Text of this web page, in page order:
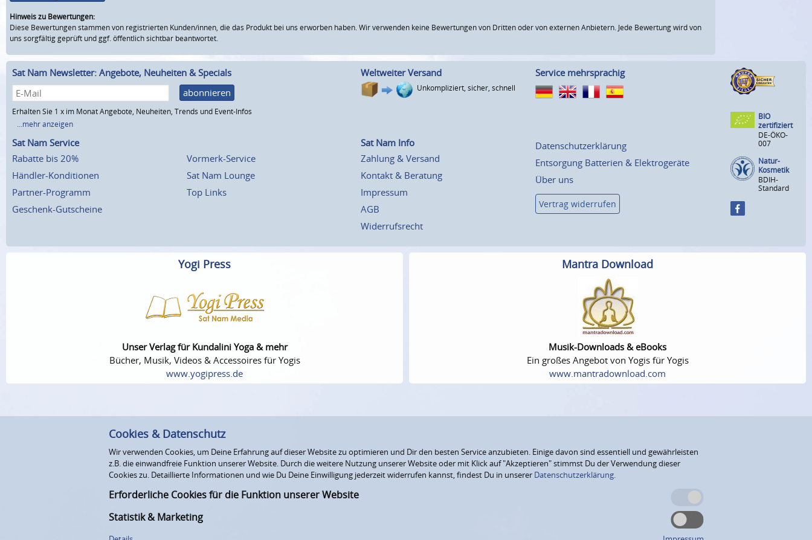
Hinweis zu Bewertungen:
Diese Bewertungen stammen von registrierten Kunden/innen, die das Produkt bei uns erworben haben. Wir verwenden keine Bewertungen von Dritten oder von externen Anbietern. Jede Bewertung wird von
uns sorgfältig geprüft und ggf. öffentlich sichtbar beantwortet.
Sat Nam Newsletter: Angebote, Neuheiten & Specials
abonnieren
Erhalten Sie 1 x im Monat Angebote, Neuheiten, Trends und Event-Infos
...mehr anzeigen
Weltweiter Versand
Unkompliziert, sicher, schnell
Service mehrsprachig
Sat Nam Service
Rabatte bis 20%
Händler-Konditionen
Partner-Programm
Geschenk-Gutscheine
Vormerk-Service
Sat Nam Lounge
Top Links
Sat Nam Info
Zahlung & Versand
Kontakt & Beratung
Impressum
AGB
Widerrufsrecht
Datenschutzerklärung
Entsorgung Batterien & Elektrogeräte
Über uns
Vertrag widerrufen
BIO
zertifiziert
DE-ÖKO-
007
Natur-
Kosmetik
BDIH-
Standard
Yogi Press
Unser Verlag für Kundalini Yoga & mehr
Bücher, Musik, Videos & Accessoires für Yogis
www.yogipress.de
Mantra Download
Musik-Downloads & eBooks
Ein großes Angebot von Yogis für Yogis
www.mantradownload.com
Cookies & Datenschutz
Wir verwenden Cookies, um Deine Erfahrung auf dieser Website zu optimieren und Dir den besten Service anzubieten. Einige davon sind essentiell und gewährleisten
z.B. die einwandfreie Funktion unserer Website. Durch die weitere Nutzung unserer Website oder mit Klick auf "Akzeptieren" stimmst Du der Verwendung dieser
Cookies zu. Detaillierte Informationen und wie Du Deine Einwilligung jederzeit widerrufen kannst, findest Du in unserer Datenschutzerklärung.
Erforderliche Cookies für die Funktion unserer Website
Statistik & Marketing